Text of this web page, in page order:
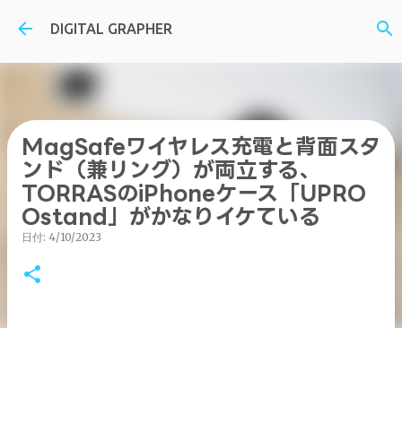
スキップしてメイン コンテンツに移動
DIGITAL GRAPHER
MagSafeワイヤレス充電と背面スタ
ンド（兼リング）が両立する、
TORRASのiPhoneケース「UPRO
Ostand」がかなりイケている
日付: 4/10/2023